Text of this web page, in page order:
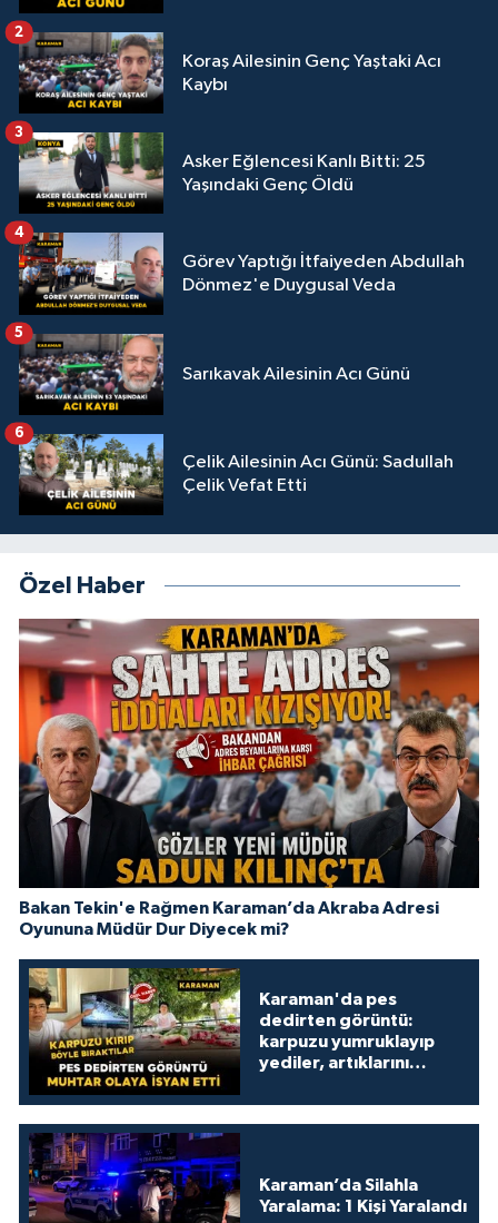
Koraş Ailesinin Genç Yaştaki Acı
Kaybı
2
Asker Eğlencesi Kanlı Bitti: 25
Yaşındaki Genç Öldü
3
Görev Yaptığı İtfaiyeden Abdullah
Dönmez'e Duygusal Veda
4
Sarıkavak Ailesinin Acı Günü
5
Çelik Ailesinin Acı Günü: Sadullah
Çelik Vefat Etti
6
Özel Haber
Bakan Tekin'e Rağmen Karaman’da Akraba Adresi
Oyununa Müdür Dur Diyecek mi?
Karaman'da pes
dedirten görüntü:
karpuzu yumruklayıp
yediler, artıklarını
Karaman’da Silahla
Yaralama: 1 Kişi Yaralandı